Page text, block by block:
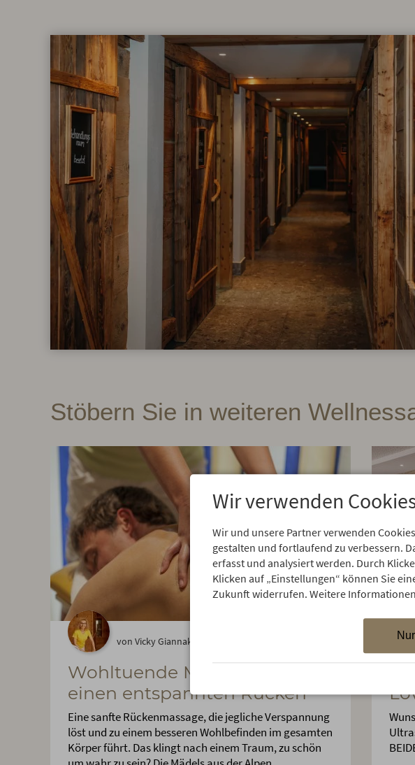
Stöbern Sie in weiteren
von Vicky Giannakidou am 15.07.2025
Wohltuende Massage für
einen entspannten Rücken
Eine sanfte Rückenmassage, die jegliche Verspannung
löst und zu einem besseren Wohlbefinden im gesamten
Körper führt. Das klingt nach einem Traum, zu schön
Wir verwenden
Wir und unsere Partner verwenden
gestalten und fortlaufend zu verbessern.
erfasst und analysiert werden. Durch
Klicken auf „Einstellungen“ können Sie
Zukunft widerrufen. Weitere